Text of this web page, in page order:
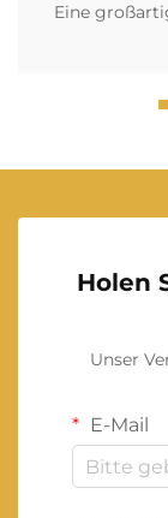
Eine
Holen
Unser
E-Mail